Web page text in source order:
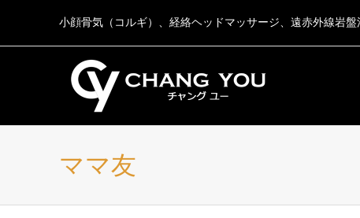
小顔骨気（コルギ）、経絡ヘッドマッサージ、遠赤外線岩盤
ママ友